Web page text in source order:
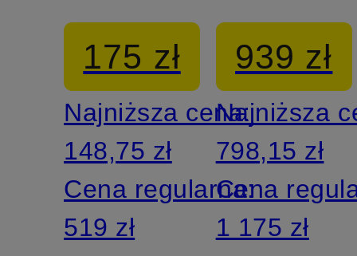
leg
175 zł
Najniższa cena:
148,75 zł
Cena regularna:
519 zł
szerokimi
LOTTA
ANKLE
939 zł
Najniższa
798,15 zł
Cena
1 175 zł